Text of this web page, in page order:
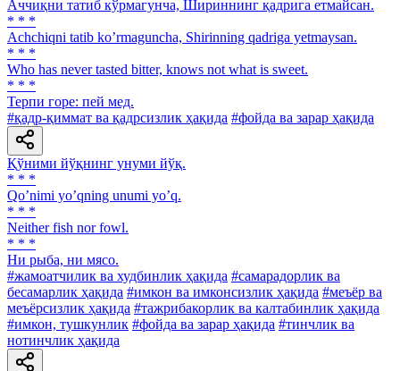
Аччиқни татиб кўрмагунча, Шириннинг қадрига етмайсан.
* * *
Аchchiqni tatib koʼrmaguncha, Shirinning qadriga yetmaysan.
* * *
Who has never tasted bitter, knows not what is sweet.
* * *
Терпи горе: пей мед.
#қадр-қиммат ва қадрсизлик ҳақида #фойда ва зарар ҳақида
Қўними йўқнинг унуми йўқ.
* * *
Qoʼnimi yoʼqning unumi yoʼq.
* * *
Neither fish nor fowl.
* * *
Ни рыба, ни мясо.
#жамоатчилик ва худбинлик ҳақида #самарадорлик ва
бесамарлик ҳақида #имкон ва имконсизлик ҳақида #меъёр ва
меъёрсизлик ҳақида #тажрибакорлик ва калтабинлик ҳақида
#имкон, тушкунлик #фойда ва зарар ҳақида #тинчлик ва
нотинчлик ҳақида